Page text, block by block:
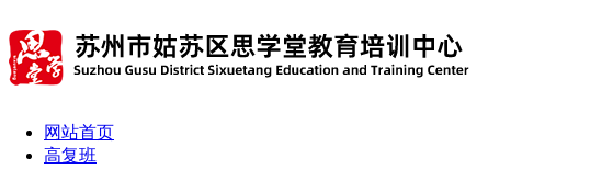
网站首页
高复班